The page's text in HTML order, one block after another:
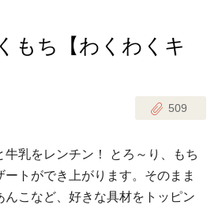
もち【わくわくキ
509
乳をレンチン！ とろ～り、もち
ートができ上がります。そのまま
んこなど、好きな具材をトッピン
のときめき時間
んセット（2人分）
んセット（3人分）
副菜
おやつ・デザート